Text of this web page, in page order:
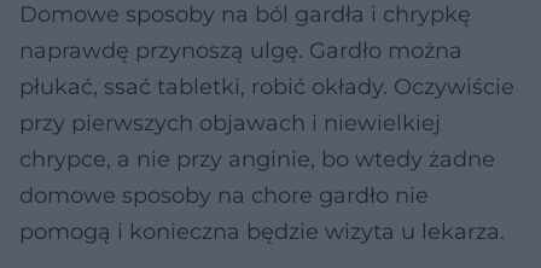
Domowe sposoby na ból gardła i chrypkę
naprawdę przynoszą ulgę. Gardło można
płukać, ssać tabletki, robić okłady. Oczywiście
przy pierwszych objawach i niewielkiej
chrypce, a nie przy anginie, bo wtedy żadne
domowe sposoby na chore gardło nie
pomogą i konieczna będzie wizyta u lekarza.